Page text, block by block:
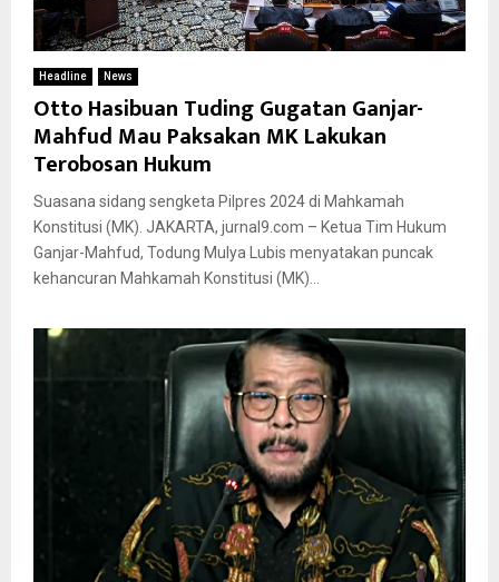
Headline News
Otto Hasibuan Tuding Gugatan Ganjar-
Mahfud Mau Paksakan MK Lakukan
Terobosan Hukum
Suasana sidang sengketa Pilpres 2024 di Mahkamah
Konstitusi (MK). JAKARTA, jurnal9.com – Ketua Tim Hukum
Ganjar-Mahfud, Todung Mulya Lubis menyatakan puncak
kehancuran Mahkamah Konstitusi (MK)...